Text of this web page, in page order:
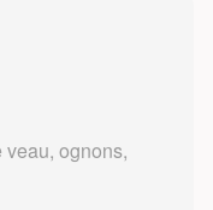
veau, ognons,